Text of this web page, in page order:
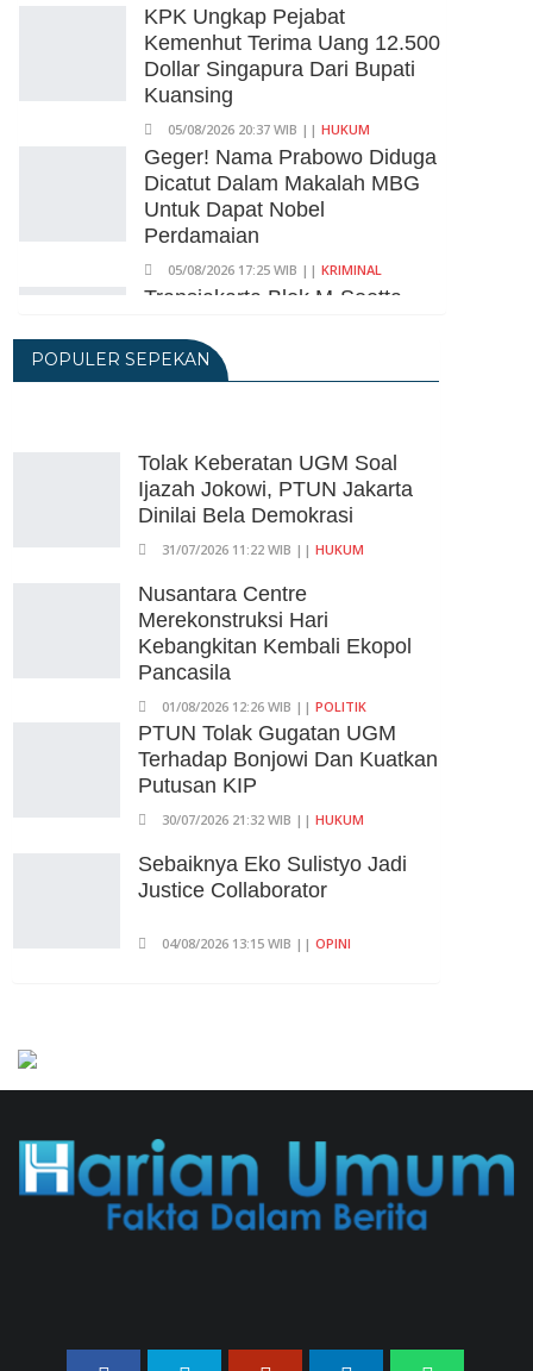
KPK Ungkap Pejabat
Kemenhut Terima Uang 12.500
Dollar Singapura Dari Bupati
Kuansing
05/08/2026 20:37 WIB || HUKUM
Geger! Nama Prabowo Diduga
Dicatut Dalam Makalah MBG
Untuk Dapat Nobel
Perdamaian
05/08/2026 17:25 WIB || KRIMINAL
Transjakarta Blok M-Soetta
Transbandara, Tarif Dipatok
Rp15.000
Pengangguran Di Indonesia
Pada Mei 2026 Turun Jadi 7,22
Juta Orang
05/08/2026 13:45 WIB ||TENAGA KERJA
Tumbuh 5,29 Persen, Sektor
Pertambangan Alami Kontraksi
05/08/2026 13:16 WIB || MAKRO/MIKRO
POPULER SEPEKAN
Tolak Keberatan UGM Soal
Ijazah Jokowi, PTUN Jakarta
Dinilai Bela Demokrasi
31/07/2026 11:22 WIB || HUKUM
Nusantara Centre
Merekonstruksi Hari
Kebangkitan Kembali Ekopol
Pancasila
01/08/2026 12:26 WIB || POLITIK
PTUN Tolak Gugatan UGM
Terhadap Bonjowi Dan Kuatkan
Putusan KIP
30/07/2026 21:32 WIB || HUKUM
Sebaiknya Eko Sulistyo Jadi
Justice Collaborator
04/08/2026 13:15 WIB || OPINI
Hanya Berisi Rp 5.000, Moh
Syifak Divonis 4 Bulan
31/07/2026 10:44 WIB ||HUKUM